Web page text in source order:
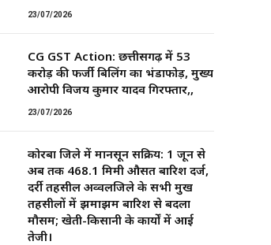
23/07/2026
CG GST Action: छत्तीसगढ़ में 53
करोड़ की फर्जी बिलिंग का भंडाफोड़, मुख्य
आरोपी विजय कुमार यादव गिरफ्तार,,
23/07/2026
कोरबा जिले में मानसून सक्रिय: 1 जून से
अब तक 468.1 मिमी औसत बारिश दर्ज,
दर्री तहसील अव्वलजिले के सभी प्रमुख
तहसीलों में झमाझम बारिश से बदला
मौसम; खेती-किसानी के कार्यों में आई
तेजी।